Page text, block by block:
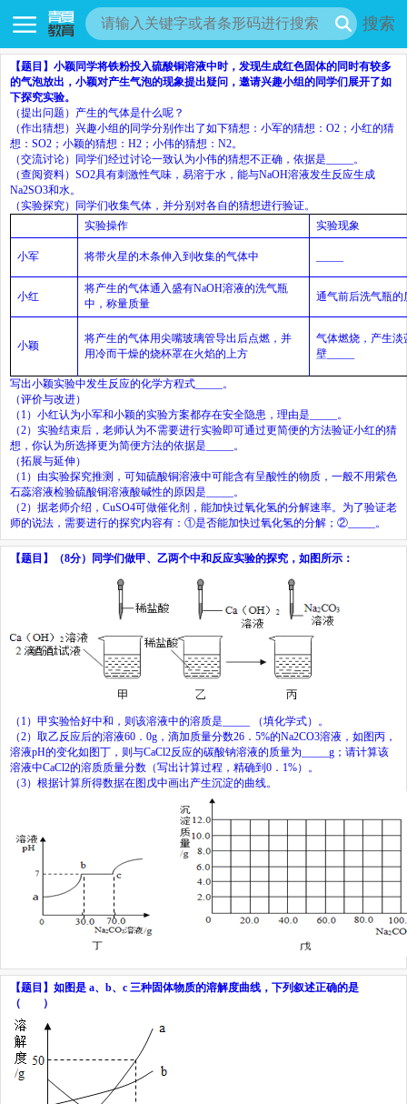
搜索
【题目】 小颖同学将铁粉投入硫酸铜溶液中时，发现生成红色固体的同时有较多
的气泡放出，小颖对产生气泡的现象提出疑问，邀请兴趣小组的同学们展开了如
下探究实验。
（提出问题）产生的气体是什么呢？
（作出猜想）兴趣小组的同学分别作出了如下猜想：小军的猜想： O2 ；小红的猜
想： SO2 ；小颖的猜想： H2 ；小伟的猜想： N2。
（交流讨论）同学们经过讨论一致认为小伟的猜想不正确，依据是
。
（查阅资料） SO2具有刺激性气味，易溶于水，能与NaOH溶液发生反应生成
Na2SO3和水。
（实验探究）同学们收集气体，并分别对各自的猜想进行验证。
实验操作
实验现象
小军 将带火星的木条伸入到收集的气体中
小红
将产生的气体通入盛有NaOH溶液的洗气瓶
中，称量质量
通气前后洗气瓶的
小颖
将产生的气体用尖嘴玻璃管导出后点燃，并
用冷而干燥的烧杯罩在火焰的上方
气体燃烧，产生
壁
写出小颖实验中发生反应的化学方程式
。
（评价与改进）
（ 1 ）小红认为小军和小颖的实验方案都存在安全隐患，理由是
。
（2）实验结束后，老师认为不需要进行实验即可通过更简便的方法验证小红的猜
想，你认为所选择更为简便方法的依据是
。
（拓展与延伸）
（ 1 ）由实验探究推测，可知硫酸铜溶液中可能含有呈酸性的物质，一般不用紫色
石蕊溶液检验硫酸铜溶液酸碱性的原因是
。
（2）据老师介绍， CuSO4可做催化剂，能加快过氧化氢的分解速率。为了验证老
师的说法，需要进行的探究内容有：①是否能加快过氧化氢的分解；②
。
【题目】 （8分） 同学们做甲、乙两个中和反应实验的探究，如图所示：
（ 1 ） 甲实验恰好中和，则该溶液中的溶质是_____ （填化学式）
。
（2） 取乙反应后的溶液60 ． 0g，滴加质量分数26 ． 5%的Na2CO3溶液，如图丙，
溶液pH的变化如图丁，则与CaCl2反应的碳酸钠溶液的质量为_____g；请计算该
溶液中CaCl2的溶质质量分数 （写出计算过程，精确到0 ． 1%）
。
（3） 根据计算所得数据在图戊中画出产生沉淀的曲线。
【题目】 如图是 a、 b、 c 三种固体物质的溶解度曲线，下列叙述正确的是
（ ）